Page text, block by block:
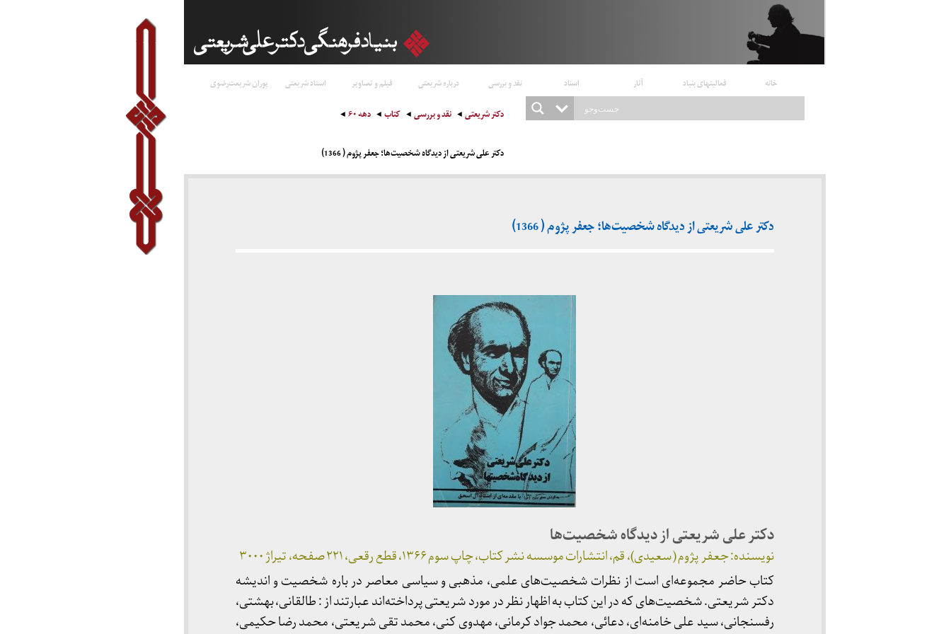
خانه فعالیتهای بنیاد آثار اسناد نقد و بررسی درباره شریعتی فیلم و تصاویر استاد شریعتی پوران شریعت‌رضوی
دکتر شریعتی نقد و بررسی کتاب دهه ۶۰
دکتر علی شریعتی از دیدگاه شخصیت‌ها؛ جعفر پژوم ( 1366)
دکتر علی شریعتی از دیدگاه شخصیت‌ها؛ جعفر پژوم ( 1366)
دکتر علی شریعتی از دیدگاه شخصیت‌ها
نویسنده: جعفر پژوم ( سعیدی)، قم، انتشارات موسسه نشر کتاب، چاپ سوم ۱۳۶۶، قطع رقعی، ۲۲۱ صفحه، تیراژ ۳۰۰۰
کتاب حاضر مجموعه‌ای است از نظرات شخصیت‌های علمی، مذهبی و سیاسی معاصر در باره شخصیت و اندیشه
دکتر شریعتی. شخصیت‌های که در این کتاب به اظهار نظر در مورد شریعتی پرداخته‌اند عبارتند از : طالقانی، بهشتی،
رفسنجانی، سید علی خامنه‌ای، دعائی، محمد جواد کرمانی، مهدوی کنی، محمد تقی شریعتی، محمد رضا حکیمی،